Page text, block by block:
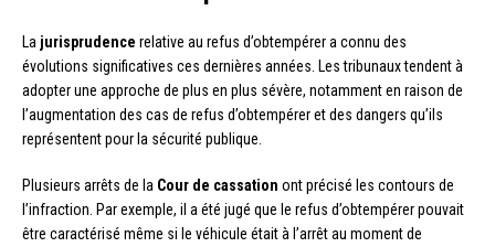
La jurisprudence relative au refus d’obtempérer a connu des
évolutions significatives ces dernières années. Les tribunaux tendent à
adopter une approche de plus en plus sévère, notamment en raison de
l’augmentation des cas de refus d’obtempérer et des dangers qu’ils
représentent pour la sécurité publique.
Plusieurs arrêts de la Cour de cassation ont précisé les contours de
l’infraction. Par exemple, il a été jugé que le refus d’obtempérer pouvait
être caractérisé même si le véhicule était à l’arrêt au moment de